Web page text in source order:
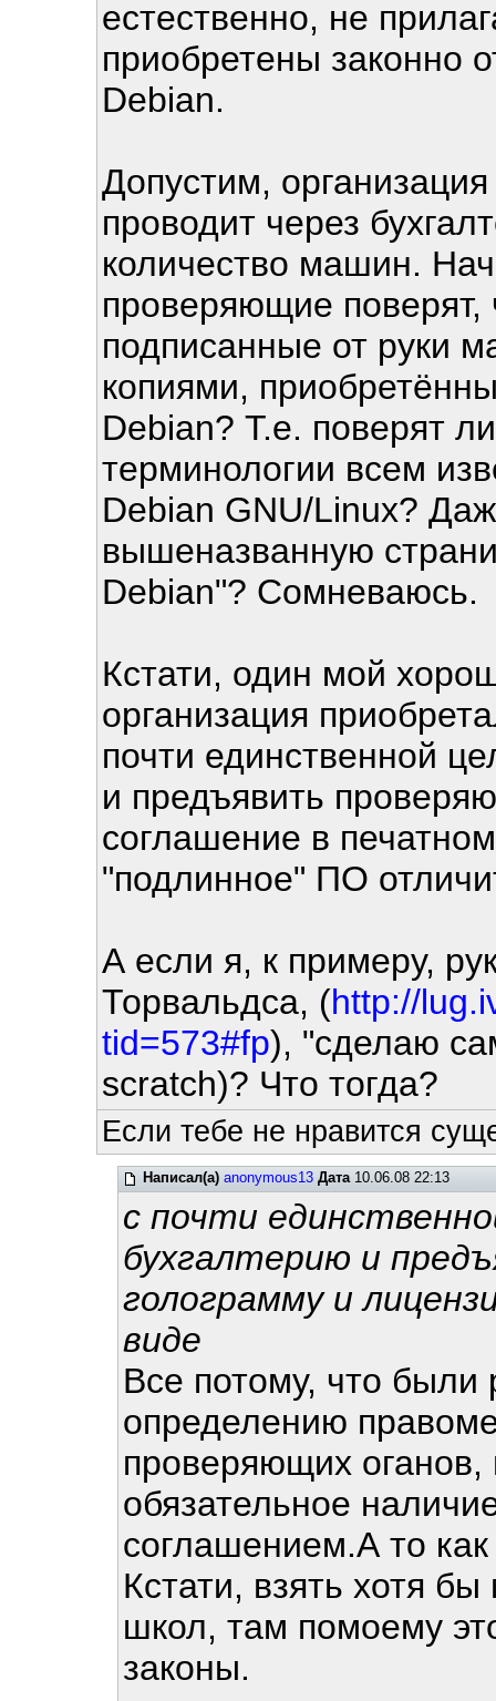
естественно, не
приобретены законно
Debian.
Допустим,
проводит через
количество машин.
проверяющие поверят,
подписанные от руки
копиями,
Debian? Т.е. поверят
терминологии всем
Debian GNU/Linux?
вышеназванную
Debian"? Сомневаюсь.
Кстати, один мой
организация
почти единственной
и предъявить
соглашение в
"подлинное" ПО
А если я, к примеру,
Торвальдса, (http://
tid=573#fp), "сделаю
scratch)? Что тогда?
Если тебе не нравится
Написал(а) anonymous13 Дата10.06.08 22:13
с почти
бухгалтерию и
голограмму и
виде
Все потому, что были
определению
проверяющих
обязательное
соглашением.А то
Кстати, взять хотя
школ, там помоему
законы.